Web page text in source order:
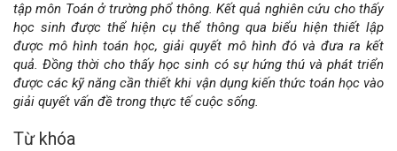
tập môn Toán ở trường phổ thông. Kết quả nghiên cứu cho thấy
học sinh được thể hiện cụ thể thông qua biểu hiện thiết lập
được mô hình toán học, giải quyết mô hình đó và đưa ra kết
quả. Đồng thời cho thấy học sinh có sự hứng thú và phát triển
được các kỹ năng cần thiết khi vận dụng kiến thức toán học vào
giải quyết vấn đề trong thực tế cuộc sống.
Từ khóa